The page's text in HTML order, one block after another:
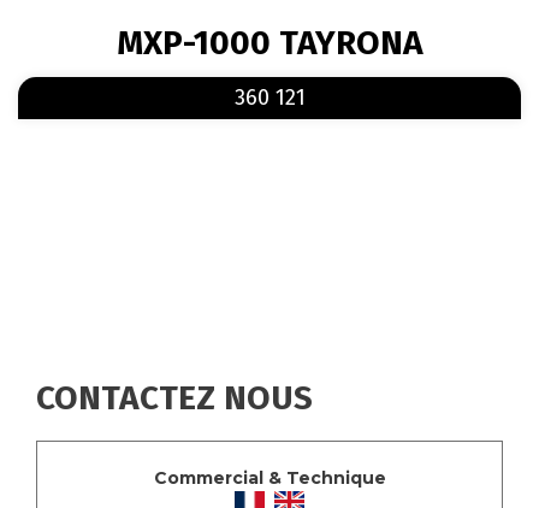
D'ARIANE
MXP-1000 TAYRONA
360 121
CONTACTEZ NOUS
Commercial & Technique